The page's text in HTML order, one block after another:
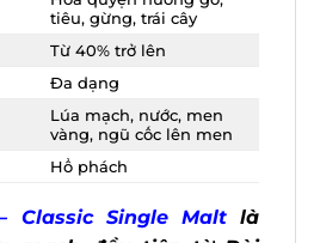
Hòa quyện hương gỗ,
tiêu, gừng, trái cây
Từ 40% trở lên
Đa dạng
Lúa mạch, nước, men
vàng, ngũ cốc lên men
Hổ phách
Classic Single Maltlà